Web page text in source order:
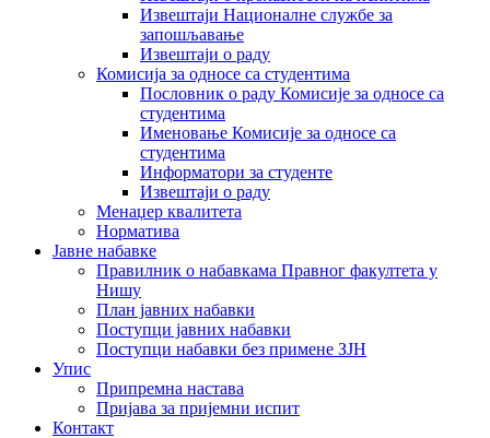
Извештаји Националне службе за
запошљавање
Извештаји о раду
Комисија за односе са студентима
Пословник о раду Комисије за односе са
студентима
Именовање Комисије за односе са
студентима
Информатори за студенте
Извештаји о раду
Менаџер квалитета
Норматива
Јавне набавке
Правилник о набавкама Правног факултета у
Нишу
План јавних набавки
Поступци јавних набавки
Поступци набавки без примене ЗЈН
Упис
Припремна настава
Пријава за пријемни испит
Контакт